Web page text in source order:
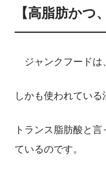
【高脂肪かつ
ジャンクフードは
しかも使われている
トランス脂肪酸と
ているのです。